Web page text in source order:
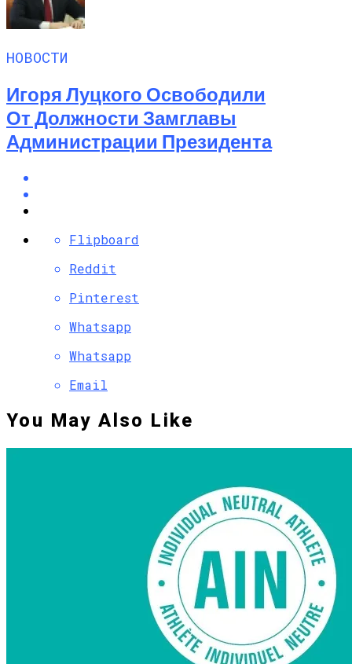
НОВОСТИ
Игоря Луцкого Освободили
От Должности Замглавы
Администрации Президента
Flipboard
Reddit
Pinterest
Whatsapp
Whatsapp
Email
You May Also Like